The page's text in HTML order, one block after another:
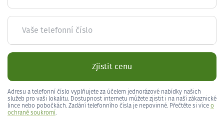
Vaše telefonní číslo
Zjistit cenu
Adresu a telefonní číslo vyplňujete za účelem jednorázové nabídky našich
služeb pro vaši lokalitu. Dostupnost internetu můžete zjistit i na naší zákaznické
lince nebo pobočkách. Zadání telefonního čísla je nepovinné. Přečtěte si více o
ochraně soukromí.